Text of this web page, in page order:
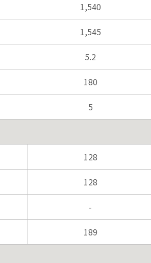
1,540
1,545
5.2
180
5
128
128
-
189